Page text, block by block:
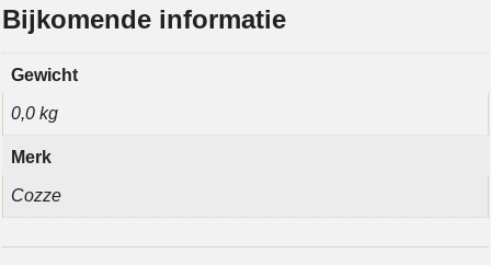
Bijkomende informatie
Gewicht
0,0 kg
Merk
Cozze